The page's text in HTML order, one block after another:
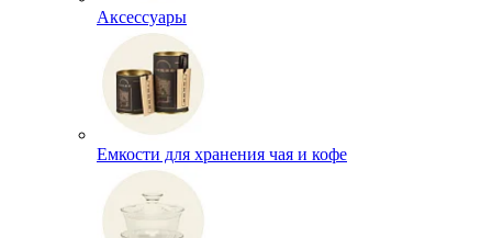
Аксессуары
Емкости для хранения чая и кофе